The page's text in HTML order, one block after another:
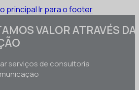
principalIr para o footer
VALOR ATRAVÉS DA
serviços de consultoria